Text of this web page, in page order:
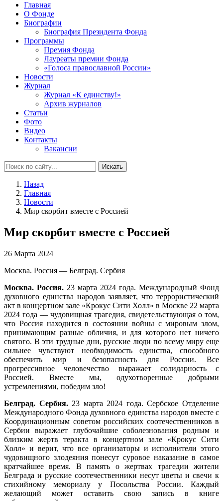
Главная
О Фонде
Биографии
Биография Президента Фонда
Программы
Премия Фонда
Лауреаты премии Фонда
«Голоса православной России»
Новости
Журнал
Журнал «К единству!»
Архив журналов
Статьи
Фото
Видео
Контакты
Вакансии
Искать
Назад
Главная
Новости
Мир скорбит вместе с Россией
Мир скорбит вместе с Россией
26 Марта 2024
Москва. Россия — Белград. Сербия
Москва. Россия. 23 марта 2024 года. Международный Фонд
духовного единства народов заявляет, что террористический
акт в концертном зале «Крокус Сити Холл» в Москве 22 марта
2024 года –– чудовищная трагедия, свидетельствующая о том,
что Россия находится в состоянии войны с мировым злом,
принимающим разные обличия, и для которого нет ничего
святого. В эти трудные дни, русские люди по всему миру еще
сильнее чувствуют необходимость единства, способного
обеспечить мир и безопасность для России. Все
прогрессивное человечество выражает солидарность с
Россией. Вместе мы, одухотворенные добрыми
устремлениями, победим зло!
Белград. Сербия.23 марта 2024 года. Сербское Отделение
Международного Фонда духовного единства народов вместе с
Координационным советом российских соотечественников в
Сербии выражает глубочайшие соболезнования родным и
близким жертв теракта в концертном зале «Крокус Сити
Холл» и верит, что все организаторы и исполнители этого
чудовищного злодеяния понесут суровое наказание в самое
кратчайшее время. В память о жертвах трагедии жители
Белграда и русские соотечественники несут цветы и свечи к
стихийному мемориалу у Посольства России. Каждый
желающий может оставить свою запись в книге